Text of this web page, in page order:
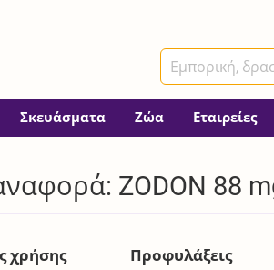
Σκευάσματα Ζώα Εταιρείες
ZODON 88
χρήσης Προφυλάξεις